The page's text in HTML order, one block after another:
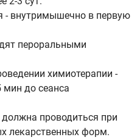
- внутримышечно в первую
пероральными
химиотерапии -
мин до сеанса
проводиться при
лекарственных форм.